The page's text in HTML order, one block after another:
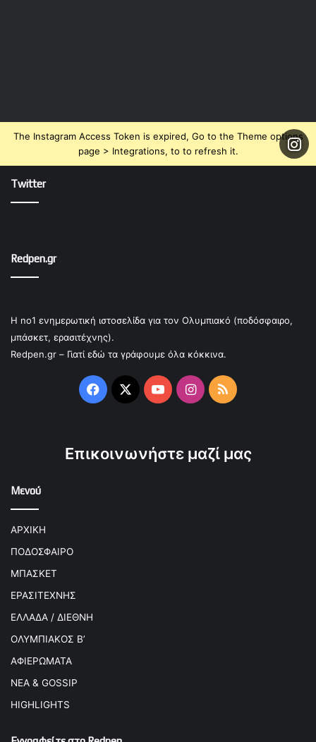
The Instagram Access Token is expired, Go to the Theme options
page > Integrations, to to refresh it.
Twitter
Redpen.gr
Η no1 ενημερωτική ιστοσελίδα για τον Ολυμπιακό (ποδόσφαιρο,
μπάσκετ, ερασιτέχνης).
Redpen.gr – Γιατί εδώ τα γράφουμε όλα κόκκινα.
Facebook
X YouTubeInstagram
RSS
Επικοινωνήστε μαζί μας
Μενού
ΑΡΧΙΚΗ
ΠΟΔΟΣΦΑΙΡΟ
ΜΠΑΣΚΕΤ
ΕΡΑΣΙΤΕΧΝΗΣ
ΕΛΛΑΔΑ / ΔΙΕΘΝΗ
ΟΛΥΜΠΙΑΚΟΣ Β’
ΑΦΙΕΡΩΜΑΤΑ
ΝΕΑ & GOSSIP
HIGHLIGHTS